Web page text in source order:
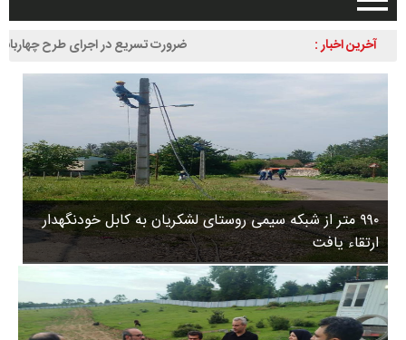
صفحه اصلی
دیلمان
روستاها
ورزشی
سیاسی
چندرسانه ای
مسیر گردشگری دیلمان
درباره ما
آخرین اخبار :
ضرورت تسریع در اجرای طرح چهاربانده
لاهیجان به سیاهکل
۹۹۰ متر از شبکه سیمی روستای لشکریان به کابل خودنگهدار
ارتقاء یافت
و
د
س
۱
۳
۵
۸
ب
ا
ز
ن
ش